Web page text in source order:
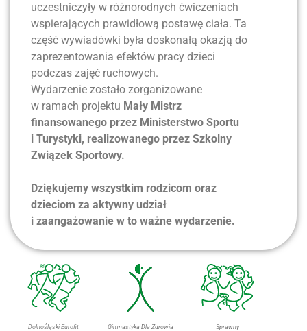
uczestniczyły w różnorodnych ćwiczeniach
wspierających prawidłową postawę ciała. Ta
część wywiadówki była doskonałą okazją do
zaprezentowania efektów pracy dzieci
podczas zajęć ruchowych.
Wydarzenie zostało zorganizowane
w ramach projektu Mały Mistrz
finansowanego przez Ministerstwo Sportu
i Turystyki, realizowanego przez Szkolny
Związek Sportowy.
Dziękujemy wszystkim rodzicom oraz
dzieciom za aktywny udział
i zaangażowanie w to ważne wydarzenie.
Dolnośląski Eurofit Gimnastyka Dla Zdrowia Sprawny